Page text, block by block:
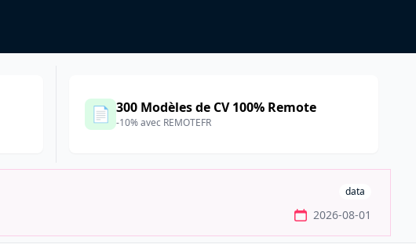
📄 300 Modèles de CV 100% Remote
-10% avec REMOTEFR
data
2026-08-01